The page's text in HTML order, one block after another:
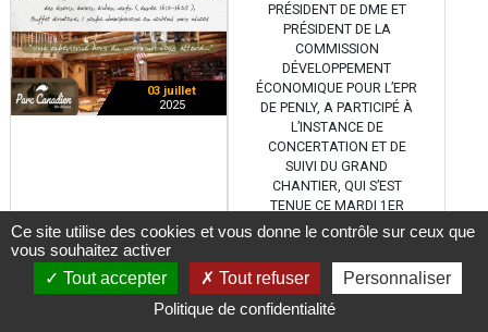
03 juillet
2025
PRÉSIDENT DE DME ET
PRÉSIDENT DE LA
COMMISSION
DÉVELOPPEMENT
ÉCONOMIQUE POUR L’EPR
DE PENLY, A PARTICIPÉ À
L’INSTANCE DE
CONCERTATION ET DE
SUIVI DU GRAND
CHANTIER, QUI S’EST
TENUE CE MARDI 1ER
JUILLET.
Ce site utilise des cookies et vous donne le contrôle sur ceux que
vous souhaitez activer
Tout accepter
Tout refuser
Personnaliser
Politique de confidentialité